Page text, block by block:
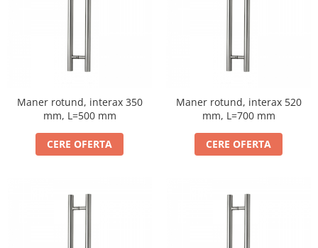
Maner rotund, interax 350
mm, L=500 mm
CERE OFERTA
Maner rotund, interax 520
mm, L=700 mm
CERE OFERTA